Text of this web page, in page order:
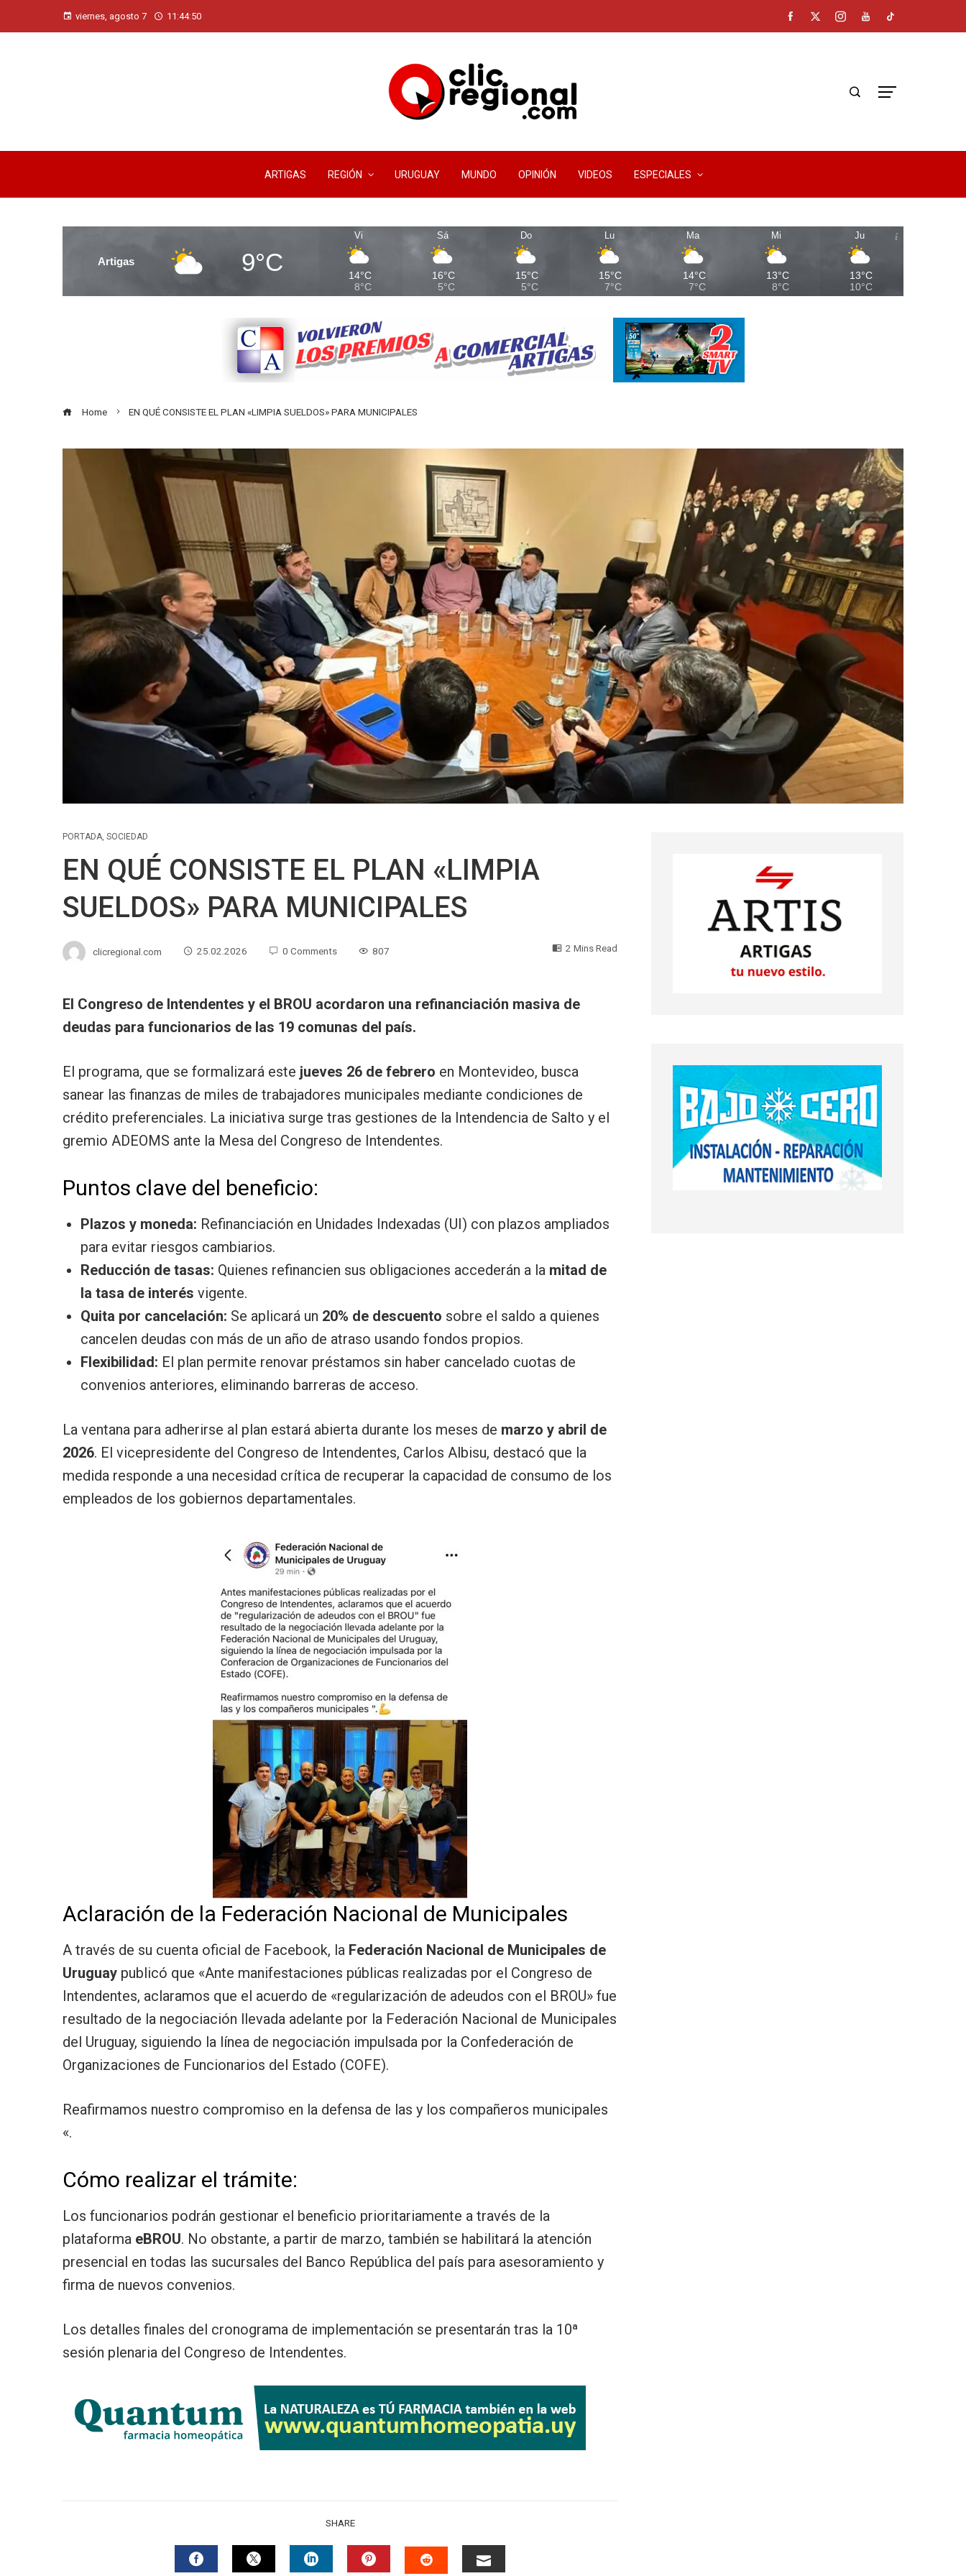
viernes, agosto 7 11:44:51
ARTIGAS REGIÓN URUGUAY MUNDO OPINIÓN VIDEOS ESPECIALES
Artigas 9°C
Vi
14°C
8°C
Sá
16°C
5°C
Do
15°C
5°C
Lu
15°C
7°C
Ma
14°C
7°C
Mi
13°C
8°C
Ju
13°C
10°C
Home EN QUÉ CONSISTE EL PLAN «LIMPIA SUELDOS» PARA MUNICIPALES
PORTADA SOCIEDAD
EN QUÉ CONSISTE EL PLAN «LIMPIA
SUELDOS» PARA MUNICIPALES
clicregional.com 25.02.2026 0 Comments 807 2 Mins Read
El Congreso de Intendentes y el BROU acordaron una refinanciación masiva de
deudas para funcionarios de las 19 comunas del país.
El programa, que se formalizará este jueves 26 de febrero en Montevideo, busca
sanear las finanzas de miles de trabajadores municipales mediante condiciones de
crédito preferenciales. La iniciativa surge tras gestiones de la Intendencia de Salto y el
gremio ADEOMS ante la Mesa del Congreso de Intendentes.
Puntos clave del beneficio:
Plazos y moneda: Refinanciación en Unidades Indexadas (UI) con plazos ampliados
para evitar riesgos cambiarios.
Reducción de tasas: Quienes refinancien sus obligaciones accederán a la mitad de
la tasa de interés vigente.
Quita por cancelación: Se aplicará un 20% de descuento sobre el saldo a quienes
cancelen deudas con más de un año de atraso usando fondos propios.
Flexibilidad: El plan permite renovar préstamos sin haber cancelado cuotas de
convenios anteriores, eliminando barreras de acceso.
La ventana para adherirse al plan estará abierta durante los meses de marzo y abril de
2026. El vicepresidente del Congreso de Intendentes, Carlos Albisu, destacó que la
medida responde a una necesidad crítica de recuperar la capacidad de consumo de los
empleados de los gobiernos departamentales.
Aclaración de la Federación Nacional de Municipales
A través de su cuenta oficial de Facebook, la Federación Nacional de Municipales de
Uruguay publicó que «Ante manifestaciones públicas realizadas por el Congreso de
Intendentes, aclaramos que el acuerdo de «regularización de adeudos con el BROU» fue
resultado de la negociación llevada adelante por la Federación Nacional de Municipales
del Uruguay, siguiendo la línea de negociación impulsada por la Confederación de
Organizaciones de Funcionarios del Estado (COFE).
Reafirmamos nuestro compromiso en la defensa de las y los compañeros municipales
«.
Cómo realizar el trámite:
Los funcionarios podrán gestionar el beneficio prioritariamente a través de la
plataforma eBROU. No obstante, a partir de marzo, también se habilitará la atención
presencial en todas las sucursales del Banco República del país para asesoramiento y
firma de nuevos convenios.
Los detalles finales del cronograma de implementación se presentarán tras la 10ª
sesión plenaria del Congreso de Intendentes.
SHARE